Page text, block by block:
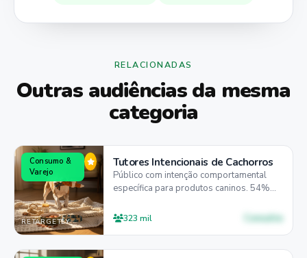
RELACIONADAS
Outras audiências da mesma
categoria
Consumo &
Varejo
RETARGETLY
Tutores Intencionais de Cachorros
Público com intenção comportamental
específica para produtos caninos. 54%
18-54 anos, 50% preferem desktop para
323 mil Consulte